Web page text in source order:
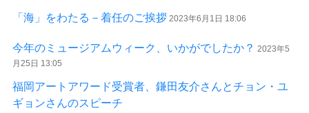
「海」をわたる－着任のご挨拶 2023年6月1日 18:06
今年のミュージアムウィーク、いかがでしたか？ 2023年5
月25日 13:05
福岡アートアワード受賞者、鎌田友介さんとチョン・ユ
ギョンさんのスピーチ